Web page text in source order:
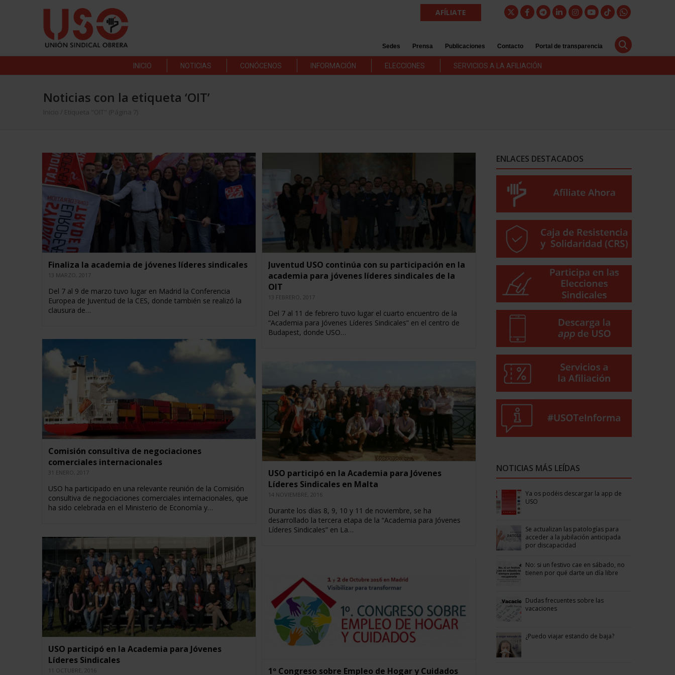
AFÍLIATE
Sedes Prensa Publicaciones Contacto Portal de transparencia
INICIO NOTICIAS CONÓCENOS INFORMACIÓN ELECCIONES SERVICIOS A LA AFILIACIÓN
Noticias con la etiqueta ‘OIT’
Inicio Etiqueta "OIT" (Página 7)
Finaliza la academia de jóvenes líderes sindicales
13 MARZO, 2017
Del 7 al 9 de marzo tuvo lugar en Madrid la Conferencia
Europea de Juventud de la CES, donde también se realizó la
clausura de…
Juventud USO continúa con su participación en la
academia para jóvenes líderes sindicales de la
OIT
13 FEBRERO, 2017
Del 7 al 11 de febrero tuvo lugar el cuarto encuentro de la
“Academia para Jóvenes Líderes Sindicales” en el centro de
Budapest, donde USO…
Comisión consultiva de negociaciones
comerciales internacionales
31 ENERO, 2017
USO ha participado en una relevante reunión de la Comisión
consultiva de negociaciones comerciales internacionales, que
ha sido celebrada en el Ministerio de Economía y…
USO participó en la Academia para Jóvenes
Líderes Sindicales en Malta
14 NOVIEMBRE, 2016
Durante los días 8, 9, 10 y 11 de noviembre, se ha
desarrollado la tercera etapa de la “Academia para Jóvenes
Líderes Sindicales” en La…
USO participó en la Academia para Jóvenes
Líderes Sindicales
11 OCTUBRE, 2016 1º Congreso sobre Empleo de Hogar y Cuidados
ENLACES DESTACADOS
NOTICIAS MÁS LEÍDAS
Ya os podéis descargar la app de
USO
Se actualizan las patologías para
acceder a la jubilación anticipada
por discapacidad
No: si un festivo cae en sábado, no
tienen por qué darte un día libre
Dudas frecuentes sobre las
vacaciones
¿Puedo viajar estando de baja?